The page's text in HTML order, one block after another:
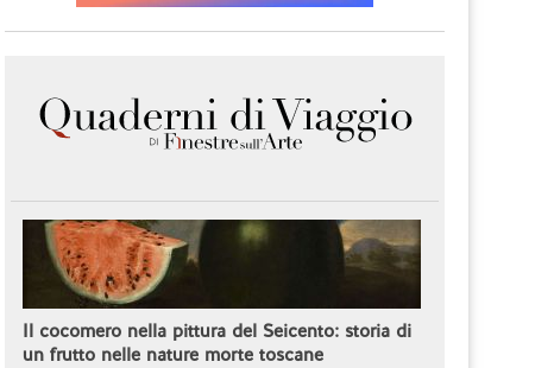
Il cocomero nella pittura del Seicento: storia di
un frutto nelle nature morte toscane